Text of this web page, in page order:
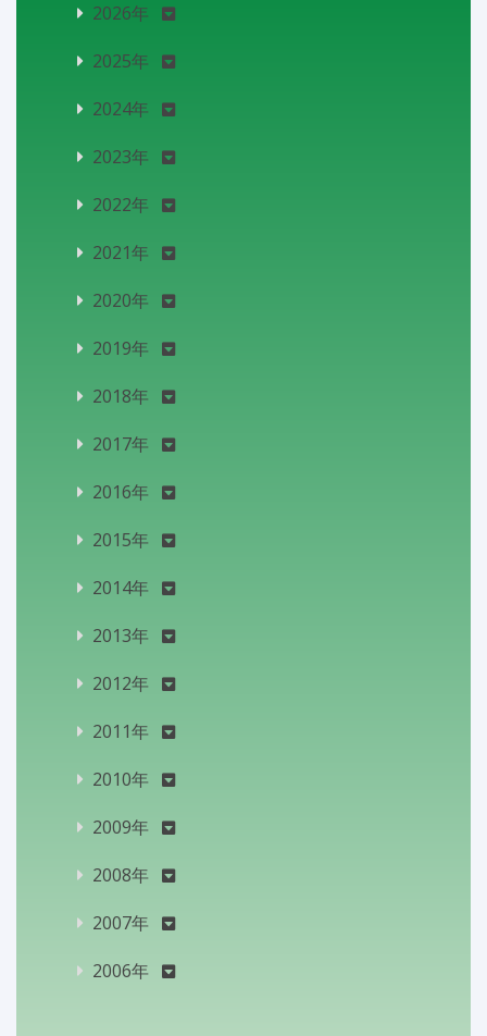
2026年
2025年
2024年
2023年
2022年
2021年
2020年
2019年
2018年
2017年
2016年
2015年
2014年
2013年
2012年
2011年
2010年
2009年
2008年
2007年
2006年